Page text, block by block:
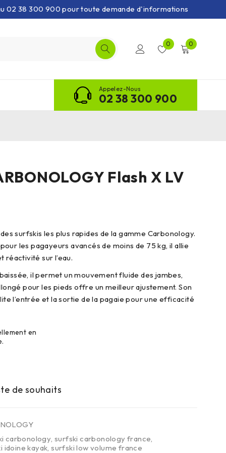
02 38 300 900 pour toute demande d'informations
0 0
Appelez-Nous
02 38 300 900
Flash X LV
des surfskis les plus rapides de la gamme Carbonology.
les pagayeurs avancés de moins de 75 kg, il allie
réactivité sur l’eau.
il permet un mouvement fluide des jambes,
pour les pieds offre un meilleur ajustement. Son
l’entrée et la sortie de la pagaie pour une efficacité
en
carbonology,surfski carbonology france,
idoine kayak,surfski low volume france